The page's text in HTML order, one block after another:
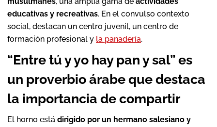
educativas y recreativas. En el convulso contexto
social, destacan un centro juvenil, un centro de
formación profesional y la panadería.
“Entre tú y yo hay pan y sal” es
un proverbio árabe que destaca
la importancia de compartir
El horno está dirigido por un hermano salesiano y